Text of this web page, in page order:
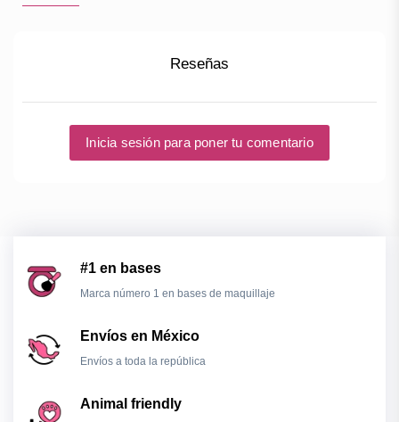
Reseñas
Inicia sesión para poner tu comentario
#1 en bases
Marca número 1 en bases de maquillaje
Envíos en México
Envíos a toda la república
Animal friendly